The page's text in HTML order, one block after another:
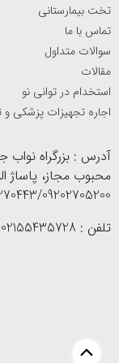
تخت بیمارستانی
تماس با ما
سوالات متداول
مقالات
استخدام در توانی نو
اجاره تجهیزات پزشکی
آدرس : بزرگراه نواب
09202705200
تلفن : 02155435728